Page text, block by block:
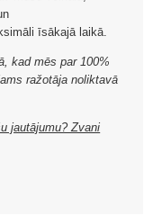
īsākajā laikā.
kad mēs par 100%
ražotāja noliktavā
jautājumu? Zvani